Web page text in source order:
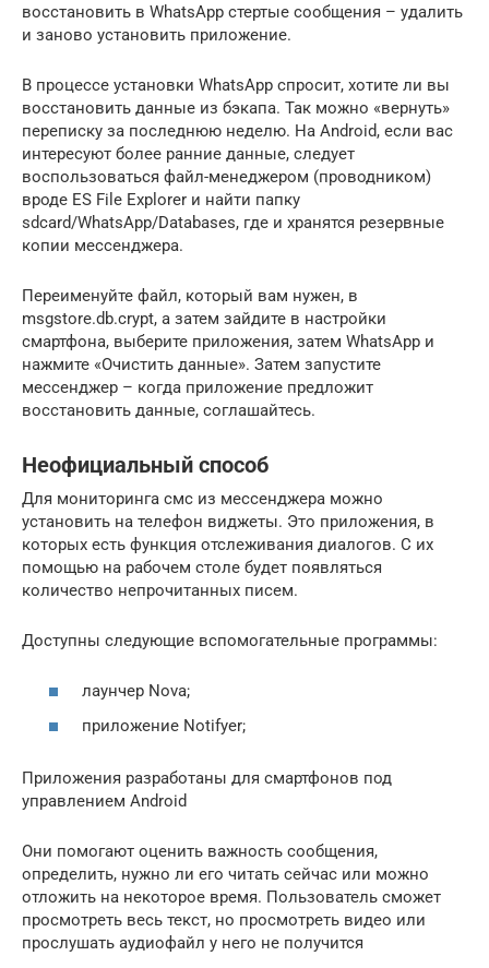
восстановить в WhatsApp стертые сообщения – удалить
и заново установить приложение.
В процессе установки WhatsApp спросит, хотите ли вы
восстановить данные из бэкапа. Так можно «вернуть»
переписку за последнюю неделю. На Android, если вас
интересуют более ранние данные, следует
воспользоваться файл-менеджером (проводником)
вроде ES File Explorer и найти папку
sdcard/WhatsApp/Databases, где и хранятся резервные
копии мессенджера.
Переименуйте файл, который вам нужен, в
msgstore.db.crypt, а затем зайдите в настройки
смартфона, выберите приложения, затем WhatsApp и
нажмите «Очистить данные». Затем запустите
мессенджер – когда приложение предложит
восстановить данные, соглашайтесь.
Неофициальный способ
Для мониторинга смс из мессенджера можно
установить на телефон виджеты. Это приложения, в
которых есть функция отслеживания диалогов. С их
помощью на рабочем столе будет появляться
количество непрочитанных писем.
Доступны следующие вспомогательные программы:
лаунчер Nova;
приложение Notifyer;
Приложения разработаны для смартфонов под
управлением Android
Они помогают оценить важность сообщения,
определить, нужно ли его читать сейчас или можно
отложить на некоторое время. Пользователь сможет
просмотреть весь текст, но просмотреть видео или
прослушать аудиофайл у него не получится